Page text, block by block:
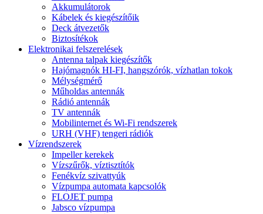
Akkumulátorok
Kábelek és kiegészítőik
Deck átvezetők
Biztosítékok
Elektronikai felszerelések
Antenna talpak kiegészítők
Hajómagnók HI-FI, hangszórók, vízhatlan tokok
Mélységmérő
Műholdas antennák
Rádió antennák
TV antennák
Mobilinternet és Wi-Fi rendszerek
URH (VHF) tengeri rádiók
Vízrendszerek
Impeller kerekek
Vízszűrők, víztisztítók
Fenékvíz szivattyúk
Vízpumpa automata kapcsolók
FLOJET pumpa
Jabsco vízpumpa